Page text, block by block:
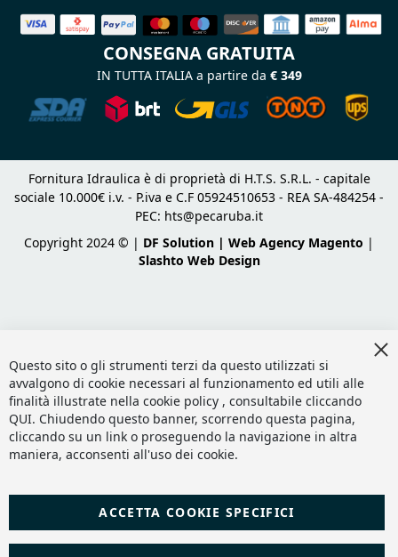
CONSEGNA GRATUITA
IN TUTTA ITALIA a partire da € 349
Fornitura Idraulica è di proprietà di H.T.S. S.R.L. - capitale
sociale 10.000€ i.v. - P.iva e C.F 05924510653 - REA SA-484254 -
PEC: hts@pecaruba.it
Copyright 2024 © | DF Solution | Web Agency Magento |
Slashto Web Design
Questo sito o gli strumenti terzi da questo utilizzati si
avvalgono di cookie necessari al funzionamento ed utili alle
finalità illustrate nella cookie policy , consultabile cliccando
QUI. Chiudendo questo banner, scorrendo questa pagina,
cliccando su un link o proseguendo la navigazione in altra
maniera, acconsenti all'uso dei cookie.
ACCETTA COOKIE SPECIFICI